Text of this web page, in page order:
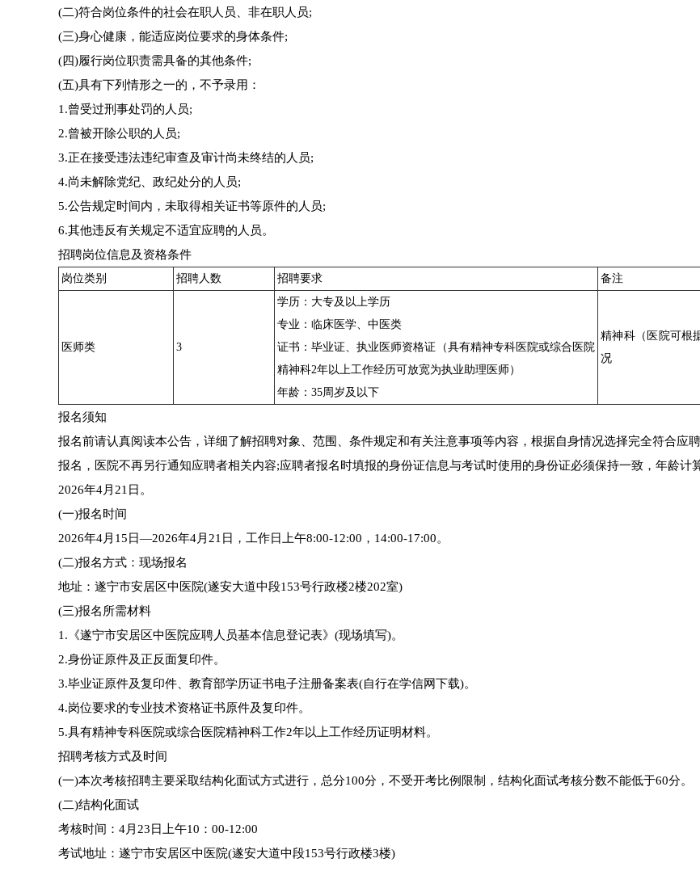
(二)符合岗位条件的社会在职人员、非在职人员;
(三)身心健康，能适应岗位要求的身体条件;
(四)履行岗位职责需具备的其他条件;
(五)具有下列情形之一的，不予录用：
1.曾受过刑事处罚的人员;
2.曾被开除公职的人员;
3.正在接受违法违纪审查及审计尚未终结的人员;
4.尚未解除党纪、政纪处分的人员;
5.公告规定时间内，未取得相关证书等原件的人员;
6.其他违反有关规定不适宜应聘的人员。
招聘岗位信息及资格条件
岗位类别 招聘人数 招聘要求 备注
医师类 3
学历：大专及以上学历
专业：临床医学、中医类
证书：毕业证、执业医师资格证（具有精神专科医院或综合医院
精神科2年以上工作经历可放宽为执业助理医师）
年龄：35周岁及以下
精神科（医院可根
况
报名须知
报名前请认真阅读本公告，详细了解招聘对象、范围、条件规定和有关注意事项等内容，根据自身情况选择完全符合应
报名，医院不再另行通知应聘者相关内容;应聘者报名时填报的身份证信息与考试时使用的身份证必须保持一致，年龄计
2026年4月21日。
(一)报名时间
2026年4月15日—2026年4月21日，工作日上午8:00-12:00，14:00-17:00。
(二)报名方式：现场报名
地址：遂宁市安居区中医院(遂安大道中段153号行政楼2楼202室)
(三)报名所需材料
1.《遂宁市安居区中医院应聘人员基本信息登记表》(现场填写)。
2.身份证原件及正反面复印件。
3.毕业证原件及复印件、教育部学历证书电子注册备案表(自行在学信网下载)。
4.岗位要求的专业技术资格证书原件及复印件。
5.具有精神专科医院或综合医院精神科工作2年以上工作经历证明材料。
招聘考核方式及时间
(一)本次考核招聘主要采取结构化面试方式进行，总分100分，不受开考比例限制，结构化面试考核分数不能低于60分。
(二)结构化面试
考核时间：4月23日上午10：00-12:00
考试地址：遂宁市安居区中医院(遂安大道中段153号行政楼3楼)